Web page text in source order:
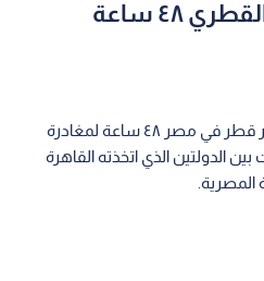
مصر تمهل السفير القطري ٤٨ ساعة
أمهلت الحكومة المصرية سفير قطر في مصر ٤٨ ساعة لمغادرة
بين الدولتين الذي اتخذته القاهرة
المصرية.